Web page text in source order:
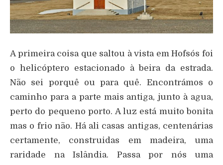
A primeira coisa que saltou à vista em Hofsós foi
o helicóptero estacionado à beira da estrada.
Não sei porquê ou para quê. Encontrámos o
caminho para a parte mais antiga, junto à agua,
perto do pequeno porto. A luz está muito bonita
mas o frio não. Há ali casas antigas, centenárias
certamente, construidas em madeira, uma
raridade na Islândia. Passa por nós uma